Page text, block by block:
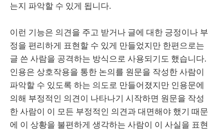
는지 파악할 수 있게 됩니다.
이런 기능은 의견을 주고 받거나 글에 대한 긍정이나 부
정을 편리하게 표현할 수 있게 만들었지만 한편으로는
글 쓴 사람을 공격하는 방식으로 사용되기도 했습니다.
인용은 상호작용을 통한 논의를 원문을 작성한 사람이
파악할 수 있도록 하는 의도로 만들어졌지만 인용문에
의해 부정적인 의견이 나타나기 시작하면 원문을 작성
한 사람이 이 모든 부정적인 의견과 대면해야 했기 때문
에 이 상황을 불편하게 생각하는 사람이 이 사실을 표현